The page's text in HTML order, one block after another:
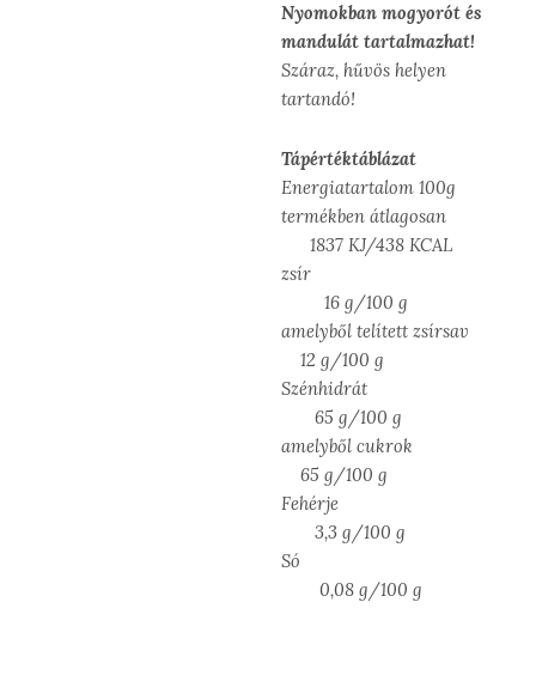
Nyomokban mogyorót és
mandulát tartalmazhat!
Száraz, hűvös helyen
tartandó!
Tápértéktáblázat
Energiatartalom 100g
termékben átlagosan
1837 KJ/438 KCAL
zsír
16 g/100 g
amelyből telített zsírsav
12 g/100 g
Szénhidrát
65 g/100 g
amelyből cukrok
65 g/100 g
Fehérje
3,3 g/100 g
Só
0,08 g/100 g